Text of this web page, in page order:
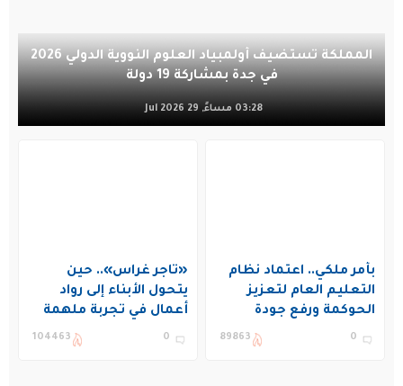
المملكة تستضيف أولمبياد العلوم النووية الدولي 2026
في جدة بمشاركة 19 دولة
03:28 مساءً, 29 Jul 2026
بأمر ملكي.. اعتماد نظام
التعليم العام لتعزيز
الحوكمة ورفع جودة
التعليم في المملكة
0
89863
«تاجر غراس».. حين
يتحول الأبناء إلى رواد
أعمال في تجربة ملهمة
بنادي غراس الصيفي
0
104463